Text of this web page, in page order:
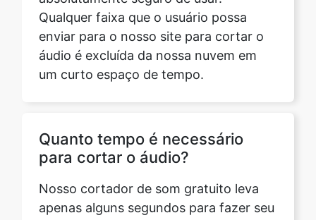
Copy Link
um curto espaço de tempo.
Quanto tempo é necessário
apenas alguns segundos para fazer seu
trabalho. No entanto, depende do
tamanho da pista. Mas os resultados
são bem rápidos e 100% precisos.